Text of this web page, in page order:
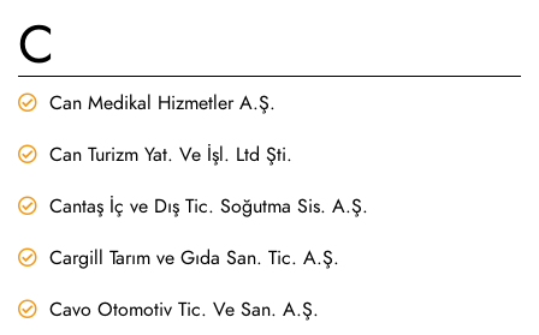
C
Can Medikal Hizmetler A.Ş.
Can Turizm Yat. Ve İşl. Ltd Şti.
Cantaş İç ve Dış Tic. Soğutma Sis. A.Ş.
Cargill Tarım ve Gıda San. Tic. A.Ş.
Cavo Otomotiv Tic. Ve San. A.Ş.